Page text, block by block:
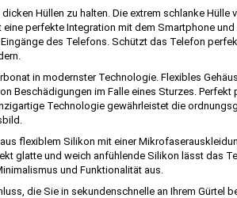
Hüllen zu halten. Die extrem schlanke Hülle
perfekte Integration mit dem Smartphone
des Telefons. Schützt das Telefon
in modernster Technologie. Flexibles
Beschädigungen im Falle eines Sturzes. Perfekt
Technologie gewährleistet die
flexiblem Silikon mit einer
glatte und weich anfühlende Silikon lässt das
und Funktionalität aus.
die Sie in sekundenschnelle an Ihrem Gürtel